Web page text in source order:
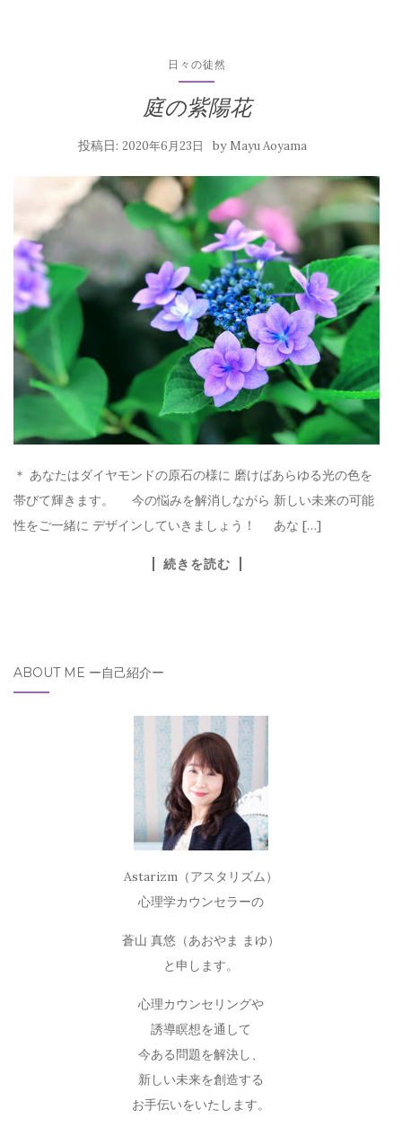
日々の徒然
庭の紫陽花
投稿日: 2020年6月23日 by Mayu Aoyama
＊ あなたはダイヤモンドの原石の様に 磨けばあらゆる光の色を
帯びて輝きます。 今の悩みを解消しながら 新しい未来の可能
性をご一緒に デザインしていきましょう！ あな […]
続きを読む
ABOUT ME ー自己紹介ー
Astarizm（アスタリズム）
心理学カウンセラーの
蒼山 真悠（あおやま まゆ）
と申します。
心理カウンセリングや
誘導瞑想を通して
今ある問題を解決し、
新しい未来を創造する
お手伝いをいたします。